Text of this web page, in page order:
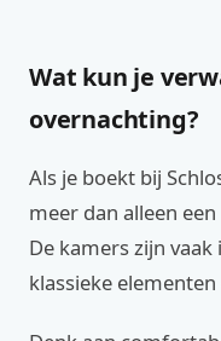
Wat kun je
overnachting?
Als je boekt bij
meer dan alleen
De kamers zijn
klassieke